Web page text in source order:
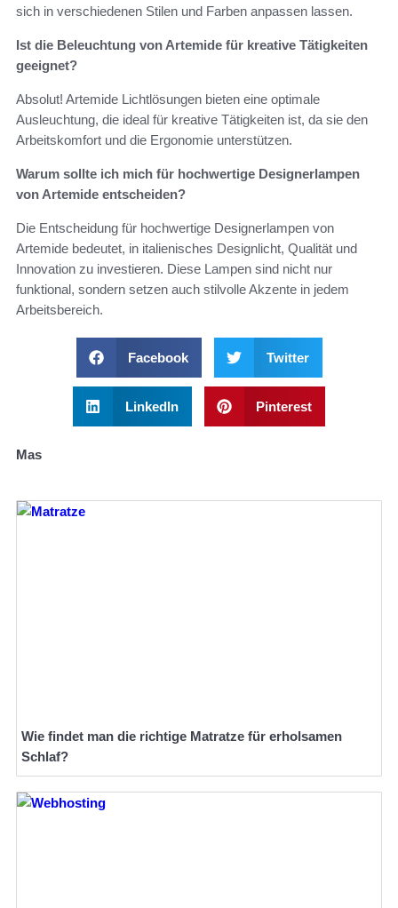
sich in verschiedenen Stilen und Farben anpassen lassen.
Ist die Beleuchtung von Artemide für kreative Tätigkeiten
geeignet?
Absolut! Artemide Lichtlösungen bieten eine optimale
Ausleuchtung, die ideal für kreative Tätigkeiten ist, da sie den
Arbeitskomfort und die Ergonomie unterstützen.
Warum sollte ich mich für hochwertige Designerlampen
von Artemide entscheiden?
Die Entscheidung für hochwertige Designerlampen von
Artemide bedeutet, in italienisches Designlicht, Qualität und
Innovation zu investieren. Diese Lampen sind nicht nur
funktional, sondern setzen auch stilvolle Akzente in jedem
Arbeitsbereich.
Facebook Twitter
LinkedIn Pinterest
Mas
Wie findet man die richtige Matratze für erholsamen
Schlaf?